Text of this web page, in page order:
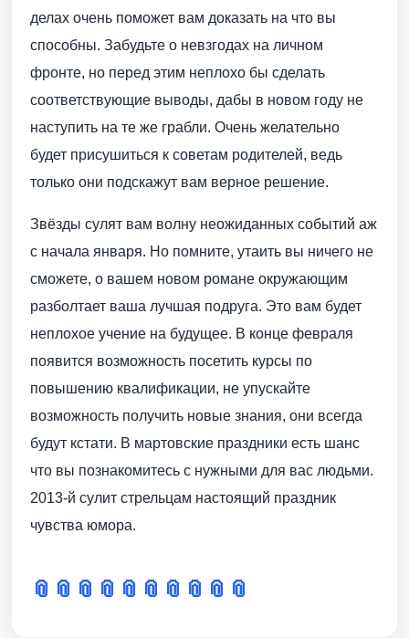
делах очень поможет вам доказать на что вы
способны. Забудьте о невзгодах на личном
фронте, но перед этим неплохо бы сделать
соответствующие выводы, дабы в новом году не
наступить на те же грабли. Очень желательно
будет присушиться к советам родителей, ведь
только они подскажут вам верное решение.
Звёзды сулят вам волну неожиданных событий аж
с начала января. Но помните, утаить вы ничего не
сможете, о вашем новом романе окружающим
разболтает ваша лучшая подруга. Это вам будет
неплохое учение на будущее. В конце февраля
появится возможность посетить курсы по
повышению квалификации, не упускайте
возможность получить новые знания, они всегда
будут кстати. В мартовские праздники есть шанс
что вы познакомитесь с нужными для вас людьми.
2013-й сулит стрельцам настоящий праздник
чувства юмора.
📎 📎 📎 📎 📎 📎 📎 📎 📎 📎